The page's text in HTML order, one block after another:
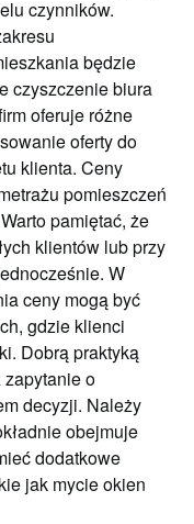
czynników.
będzie
czyszczenie biura
oferuje różne
oferty do
klienta. Ceny
pomieszczeń
pamiętać, że
klientów lub przy
W
ceny mogą być
gdzie klienci
Dobrą praktyką
zapytanie o
decyzji. Należy
obejmuje
dodatkowe
jak mycie okien